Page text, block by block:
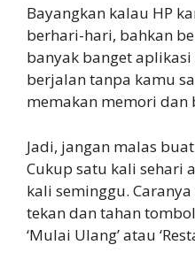
Bayangkan kalau HP
berhari-hari, bahkan
banyak banget
berjalan tanpa kamu
memakan memori dan
Jadi, jangan malas
Cukup satu kali sehari
kali seminggu.
tekan dan tahan
‘Mulai Ulang’ atau